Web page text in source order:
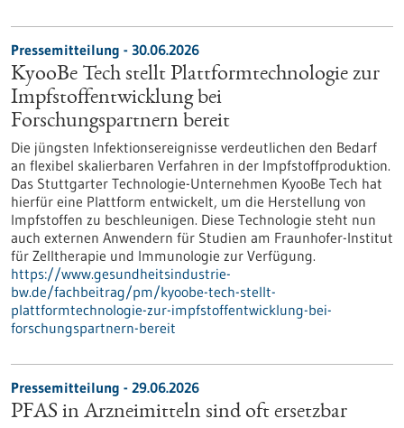
Pressemitteilung - 30.06.2026
KyooBe Tech stellt Plattformtechnologie zur
Impfstoffentwicklung bei
Forschungspartnern bereit
Die jüngsten Infektionsereignisse verdeutlichen den Bedarf
an flexibel skalierbaren Verfahren in der Impfstoffproduktion.
Das Stuttgarter Technologie-Unternehmen KyooBe Tech hat
hierfür eine Plattform entwickelt, um die Herstellung von
Impfstoffen zu beschleunigen. Diese Technologie steht nun
auch externen Anwendern für Studien am Fraunhofer-Institut
für Zelltherapie und Immunologie zur Verfügung.
https://www.gesundheitsindustrie-
bw.de/fachbeitrag/pm/kyoobe-tech-stellt-
plattformtechnologie-zur-impfstoffentwicklung-bei-
forschungspartnern-bereit
Pressemitteilung - 29.06.2026
PFAS in Arzneimitteln sind oft ersetzbar